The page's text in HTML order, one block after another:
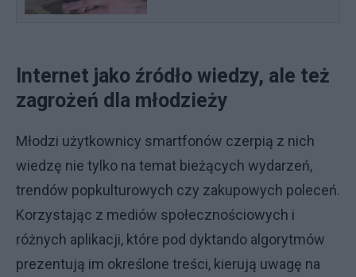
Internet jako źródło wiedzy, ale też
zagrożeń dla młodzieży
Młodzi użytkownicy smartfonów czerpią z nich
wiedzę nie tylko na temat bieżących wydarzeń,
trendów popkulturowych czy zakupowych poleceń.
Korzystając z mediów społecznościowych i
różnych aplikacji, które pod dyktando algorytmów
prezentują im określone treści, kierują uwagę na